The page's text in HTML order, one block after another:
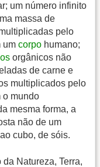
um número infinito
massa de
pelo
um corpo humano;
orgânicos não
de carne e
multiplicados pelo
o mundo
mesma forma, a
não de um
cubo, de sóis.
da Natureza, Terra,